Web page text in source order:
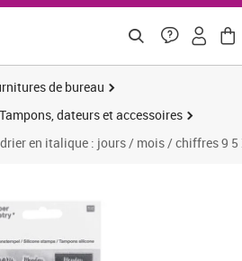
de bureau
Tampons, dateurs et accessoires
en italique : jours / mois / chiffres 9 5